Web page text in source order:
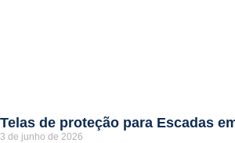
Telas de proteção para Escadas
3 de junho de 2026